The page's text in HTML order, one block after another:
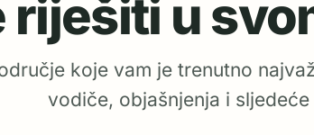
riješiti u
koje vam je trenutno
vodiče, objašnjenja i